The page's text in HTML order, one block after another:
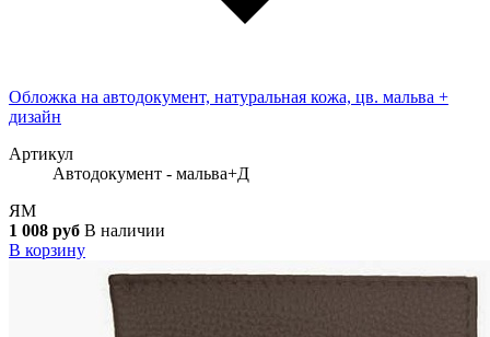
Обложка на автодокумент, натуральная кожа, цв. мальва +
дизайн
Артикул
Автодокумент - мальва+Д
ЯМ
1 008 руб В наличии
В корзину